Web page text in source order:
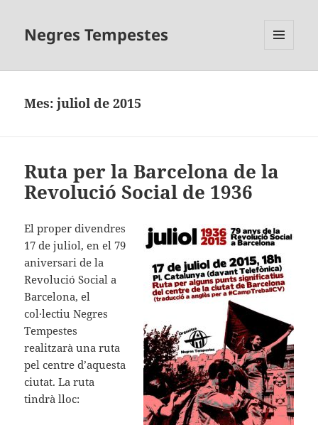
Negres Tempestes
Mes:juliol de 2015
Ruta per la Barcelona de la
Revolució Social de 1936
El proper divendres
17 de juliol, en el 79
aniversari de la
Revolució Social a
Barcelona, el
col·lectiu Negres
Tempestes
realitzarà una ruta
pel centre d’aquesta
ciutat. La ruta
tindrà lloc: